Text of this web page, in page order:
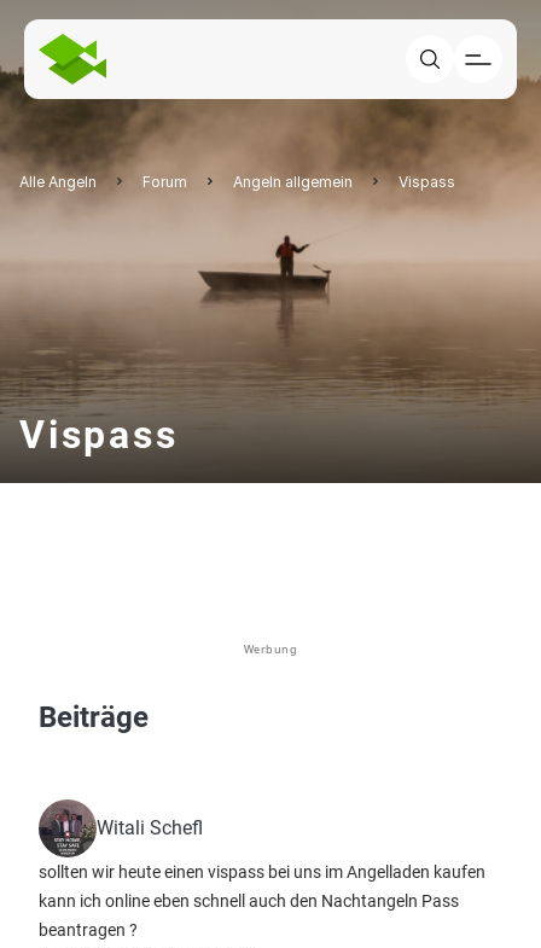
Alle Angeln Forum Angeln allgemein Vispass
Vispass
Werbung
Beiträge
Witali Schefl
sollten wir heute einen vispass bei uns im Angelladen kaufen
kann ich online eben schnell auch den Nachtangeln Pass
beantragen ?